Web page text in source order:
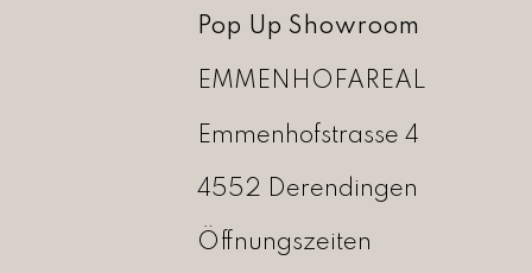
Pop Up Showroom
EMMENHOFAREAL
Emmenhofstrasse 4
4552 Derendingen
Öffnungszeiten